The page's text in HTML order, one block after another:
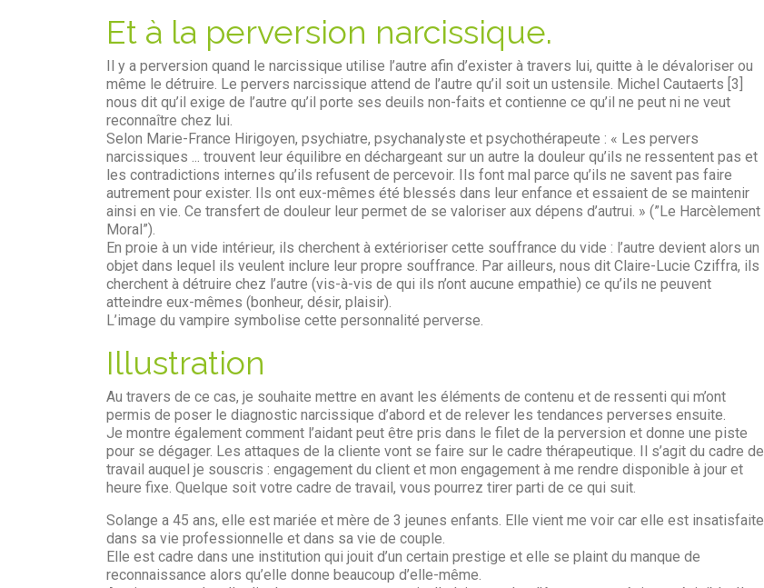
Et à la perversion narcissique.
Il y a perversion quand le narcissique utilise l’autre afin d’exister à travers lui, quitte à le dévaloriser ou
même le détruire. Le pervers narcissique attend de l’autre qu’il soit un ustensile. Michel Cautaerts [3]
nous dit qu’il exige de l’autre qu’il porte ses deuils non-faits et contienne ce qu’il ne peut ni ne veut
reconnaître chez lui.
Selon Marie-France Hirigoyen, psychiatre, psychanalyste et psychothérapeute : « Les pervers
narcissiques ... trouvent leur équilibre en déchargeant sur un autre la douleur qu’ils ne ressentent pas et
les contradictions internes qu’ils refusent de percevoir. Ils font mal parce qu’ils ne savent pas faire
autrement pour exister. Ils ont eux-mêmes été blessés dans leur enfance et essaient de se maintenir
ainsi en vie. Ce transfert de douleur leur permet de se valoriser aux dépens d’autrui. » (”Le Harcèlement
Moral”).
En proie à un vide intérieur, ils cherchent à extérioriser cette souffrance du vide : l’autre devient alors un
objet dans lequel ils veulent inclure leur propre souffrance. Par ailleurs, nous dit Claire-Lucie Cziffra, ils
cherchent à détruire chez l’autre (vis-à-vis de qui ils n’ont aucune empathie) ce qu’ils ne peuvent
atteindre eux-mêmes (bonheur, désir, plaisir).
L’image du vampire symbolise cette personnalité perverse.
Illustration
Au travers de ce cas, je souhaite mettre en avant les éléments de contenu et de ressenti qui m’ont
permis de poser le diagnostic narcissique d’abord et de relever les tendances perverses ensuite.
Je montre également comment l’aidant peut être pris dans le filet de la perversion et donne une piste
pour se dégager. Les attaques de la cliente vont se faire sur le cadre thérapeutique. Il s’agit du cadre de
travail auquel je souscris : engagement du client et mon engagement à me rendre disponible à jour et
heure fixe. Quelque soit votre cadre de travail, vous pourrez tirer parti de ce qui suit.
Solange a 45 ans, elle est mariée et mère de 3 jeunes enfants. Elle vient me voir car elle est insatisfaite
dans sa vie professionnelle et dans sa vie de couple.
Elle est cadre dans une institution qui jouit d’un certain prestige et elle se plaint du manque de
reconnaissance alors qu’elle donne beaucoup d’elle-même.